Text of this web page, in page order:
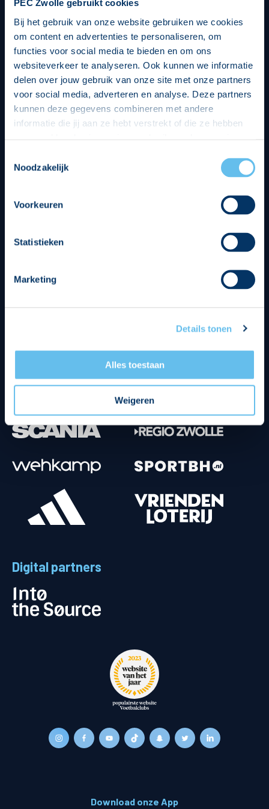
PEC Zwolle gebruikt cookies
Bij het gebruik van onze website gebruiken we cookies
om content en advertenties te personaliseren, om
functies voor social media te bieden en om ons
websiteverkeer te analyseren. Ook kunnen we informatie
delen over jouw gebruik van onze site met onze partners
voor social media, adverteren en analyse. Deze partners
kunnen deze gegevens combineren met andere
informatie die jij aan ze hebt verstrekt of die ze hebben
op een veilige en integere wijze. Je kunt je toestemming
beheren op de privacy- en cookieverklaring pagina.
Noodzakelijk
Voorkeuren
Statistieken
Marketing
Details tonen
Alles toestaan
Weigeren
Digital partners
Download onze App